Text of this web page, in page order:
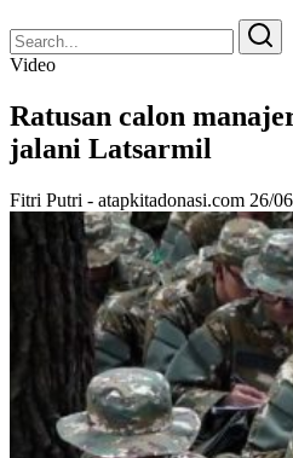
Search
for:
Search
Video
Ratusan calon
jalani Latsarmil
Fitri Putri - atapkitadonasi.com 26/